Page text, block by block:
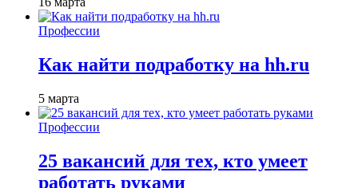
Профессии
Как найти подработку на hh.ru
5 марта
Профессии
25 вакансий для тех, кто умеет
работать руками